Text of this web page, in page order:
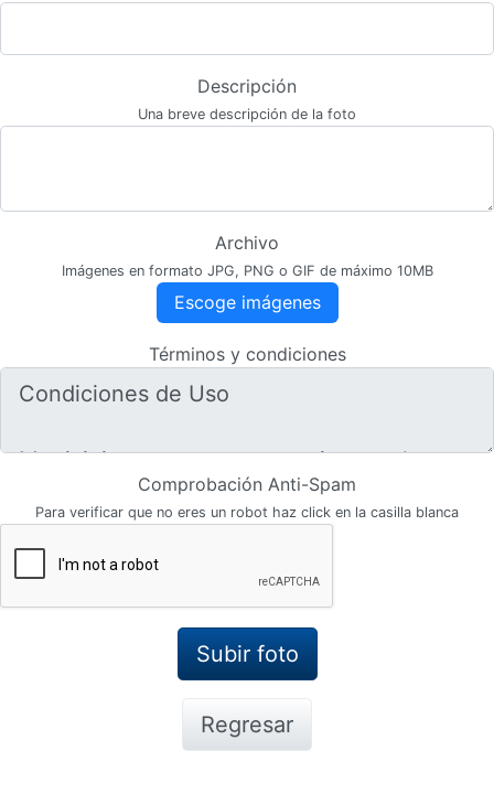
Descripción
Una breve descripción de la foto
Archivo
Imágenes en formato JPG, PNG o GIF de máximo 10MB
Escoge imágenes
Términos y condiciones
Comprobación Anti-Spam
Para verificar que no eres un robot haz click en la casilla blanca
Regresar